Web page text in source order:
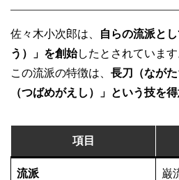
佐々木小次郎は、
自らの流派と
う）」を創始したとされています
この流派の特徴は、 長刀（なが
（つばめがえし）」という技を
項目
流派 巌